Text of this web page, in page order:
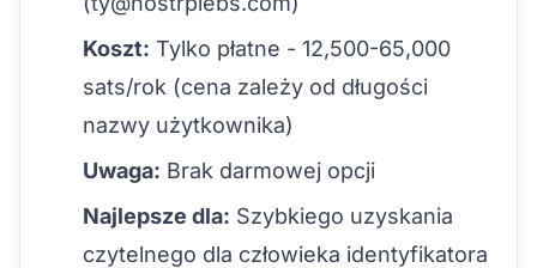
Koszt: Tylko płatne - 12,500-65,000
sats/rok (cena zależy od długości
nazwy użytkownika)
Uwaga: Brak darmowej opcji
Najlepsze dla: Szybkiego uzyskania
czytelnego dla człowieka identyfikatora